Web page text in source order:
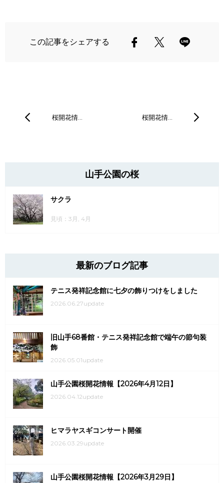
この記事をシェアする
桜開花情… 桜開花情…
山手公園の桜
サクラ
見頃：3月, 4月
最新のブログ記事
テニス発祥記念館に七夕の飾りつけをしました
2026.06.27update
旧山手68番館・テニス発祥記念館で端午の節句装
飾
2026.05.01update
山手公園桜開花情報【2026年4月12日】
2026.04.12update
ヒマラヤスギコンサート開催
2026.03.29update
山手公園桜開花情報【2026年3月29日】